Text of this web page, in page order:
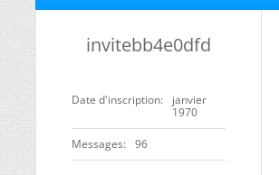
invitebb4e0dfd
Date d'inscription
janvier
1970
Messages 96